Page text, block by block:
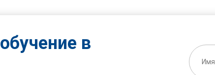
обучение в